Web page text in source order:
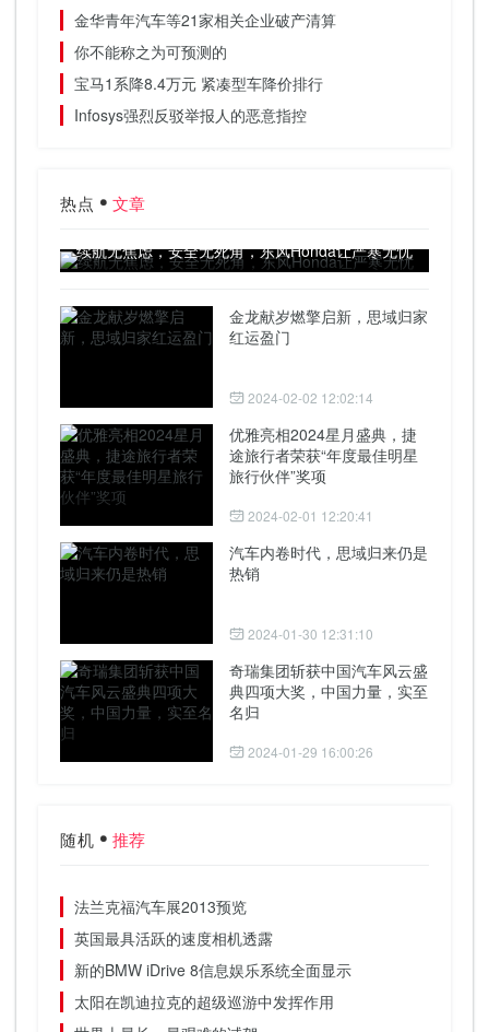
金华青年汽车等21家相关企业破产清算
你不能称之为可预测的
宝马1系降8.4万元 紧凑型车降价排行
Infosys强烈反驳举报人的恶意指控
热点 文章
续航无焦虑，安全无死角，东风Honda让严寒无忧
金龙献岁燃擎启新，思域归家
红运盈门
2024-02-02 12:02:14
优雅亮相2024星月盛典，捷
途旅行者荣获“年度最佳明星
旅行伙伴”奖项
2024-02-01 12:20:41
汽车内卷时代，思域归来仍是
热销
2024-01-30 12:31:10
奇瑞集团斩获中国汽车风云盛
典四项大奖，中国力量，实至
名归
2024-01-29 16:00:26
随机 推荐
法兰克福汽车展2013预览
英国最具活跃的速度相机透露
新的BMW iDrive 8信息娱乐系统全面显示
太阳在凯迪拉克的超级巡游中发挥作用